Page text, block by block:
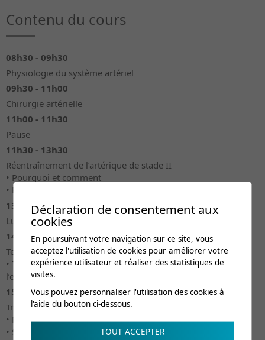
Contenu du cours
08h30 - 09h30
Physiologie du système artériel
09h30 - 11h00
Chirurgie artérielle
11h00 - 11h30
Pause
11h30 - 13h30
Réentraînement de l’artérique de stade II
• Pourquoi et comment
• Renforcement musculaire
13h30 - 14h30
Lunch
14h30 - 15h30
Test d’évaluation
• Test de Strandness, test de marche de 6 minutes, test de
l’escabeau
15h30 - 16h30
Traitements adjuvants et nouveautés
• Marche nordique
• Semelles fonctionnelles,...
Déclaration de consentement aux
cookies
En poursuivant votre navigation sur ce site, vous
acceptez l'utilisation de cookies pour améliorer votre
expérience utilisateur et réaliser des statistiques de
visites.
Vous pouvez personnaliser l'utilisation des cookies à
l'aide du bouton ci-dessous.
TOUT ACCEPTER